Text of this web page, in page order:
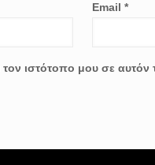
Email*
ιστότοπο μου σε